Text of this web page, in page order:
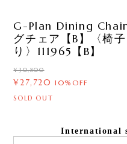
G-Plan Dining
グチェア【B】〈椅
り〉111965【B】
¥30,800
¥27,720 10%OFF
SOLD OUT
International